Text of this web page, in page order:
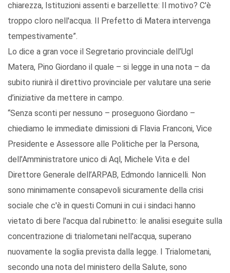
chiarezza, Istituzioni assenti e barzellette: Il motivo? C'è
troppo cloro nell'acqua. Il Prefetto di Matera intervenga
tempestivamente”.
Lo dice a gran voce il Segretario provinciale dell’Ugl
Matera, Pino Giordano il quale – si legge in una nota – da
subito riunirà il direttivo provinciale per valutare una serie
d’iniziative da mettere in campo.
“Senza sconti per nessuno – proseguono Giordano –
chiediamo le immediate dimissioni di Flavia Franconi, Vice
Presidente e Assessore alle Politiche per la Persona,
dell’Amministratore unico di Aql, Michele Vita e del
Direttore Generale dell’ARPAB, Edmondo Iannicelli. Non
sono minimamente consapevoli sicuramente della crisi
sociale che c'è in questi Comuni in cui i sindaci hanno
vietato di bere l'acqua dal rubinetto: le analisi eseguite sulla
concentrazione di trialometani nell'acqua, superano
nuovamente la soglia prevista dalla legge. I Trialometani,
secondo una nota del ministero della Salute, sono